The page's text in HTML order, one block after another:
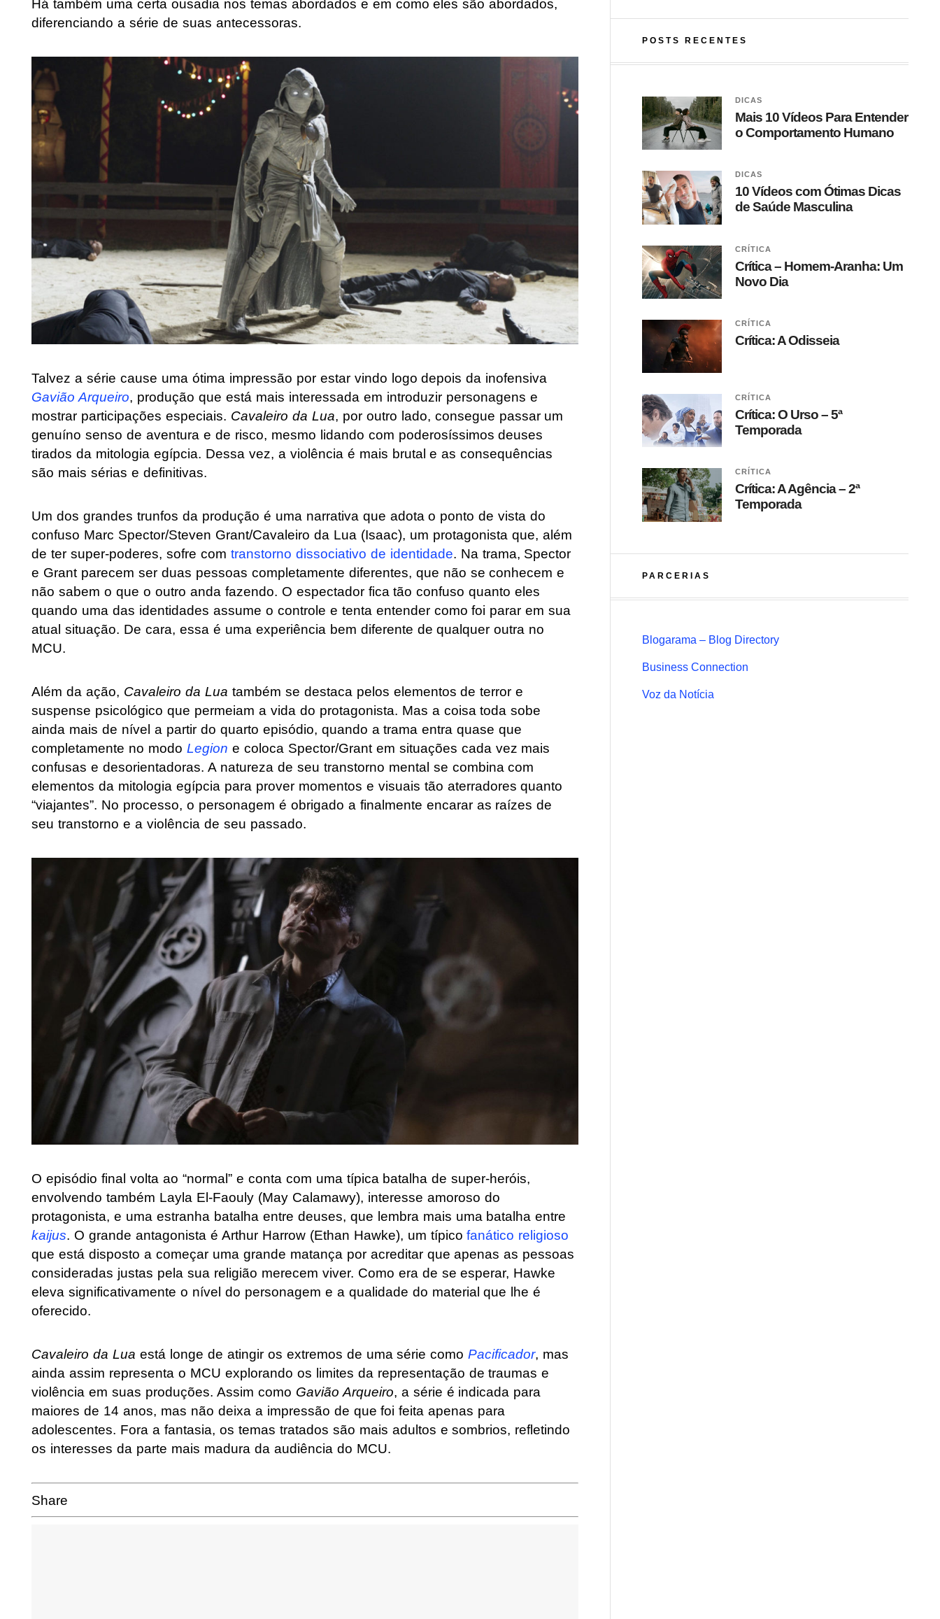
Há também uma certa ousadia nos temas abordados e em como eles são abordados,
diferenciando a série de suas antecessoras.
Talvez a série cause uma ótima impressão por estar vindo logo depois da inofensiva
Gavião Arqueiro, produção que está mais interessada em introduzir personagens e
mostrar participações especiais. Cavaleiro da Lua, por outro lado, consegue passar um
genuíno senso de aventura e de risco, mesmo lidando com poderosíssimos deuses
tirados da mitologia egípcia. Dessa vez, a violência é mais brutal e as consequências
são mais sérias e definitivas.
Um dos grandes trunfos da produção é uma narrativa que adota o ponto de vista do
confuso Marc Spector/Steven Grant/Cavaleiro da Lua (Isaac), um protagonista que, além
de ter super-poderes, sofre com transtorno dissociativo de identidade. Na trama, Spector
e Grant parecem ser duas pessoas completamente diferentes, que não se conhecem e
não sabem o que o outro anda fazendo. O espectador fica tão confuso quanto eles
quando uma das identidades assume o controle e tenta entender como foi parar em sua
atual situação. De cara, essa é uma experiência bem diferente de qualquer outra no
MCU.
Além da ação, Cavaleiro da Lua também se destaca pelos elementos de terror e
suspense psicológico que permeiam a vida do protagonista. Mas a coisa toda sobe
ainda mais de nível a partir do quarto episódio, quando a trama entra quase que
completamente no modo Legion e coloca Spector/Grant em situações cada vez mais
confusas e desorientadoras. A natureza de seu transtorno mental se combina com
elementos da mitologia egípcia para prover momentos e visuais tão aterradores quanto
“viajantes”. No processo, o personagem é obrigado a finalmente encarar as raízes de
seu transtorno e a violência de seu passado.
O episódio final volta ao “normal” e conta com uma típica batalha de super-heróis,
envolvendo também Layla El-Faouly (May Calamawy), interesse amoroso do
protagonista, e uma estranha batalha entre deuses, que lembra mais uma batalha entre
kaijus. O grande antagonista é Arthur Harrow (Ethan Hawke), um típicofanático religioso
que está disposto a começar uma grande matança por acreditar que apenas as pessoas
consideradas justas pela sua religião merecem viver. Como era de se esperar, Hawke
eleva significativamente o nível do personagem e a qualidade do material que lhe é
oferecido.
Cavaleiro da Lua está longe de atingir os extremos de uma série comoPacificador, mas
ainda assim representa o MCU explorando os limites da representação de traumas e
violência em suas produções. Assim como Gavião Arqueiro, a série é indicada para
maiores de 14 anos, mas não deixa a impressão de que foi feita apenas para
adolescentes. Fora a fantasia, os temas tratados são mais adultos e sombrios, refletindo
os interesses da parte mais madura da audiência do MCU.
Share
POSTS RECENTES
DICAS
Mais 10 Vídeos Para Entender
o Comportamento Humano
DICAS
10 Vídeos com Ótimas Dicas
de Saúde Masculina
CRÍTICA
Crítica – Homem-Aranha: Um
Novo Dia
CRÍTICA
Crítica: A Odisseia
CRÍTICA
Crítica: O Urso – 5ª
Temporada
CRÍTICA
Crítica: A Agência – 2ª
Temporada
PARCERIAS
Blogarama – Blog Directory
Business Connection
Voz da Notícia